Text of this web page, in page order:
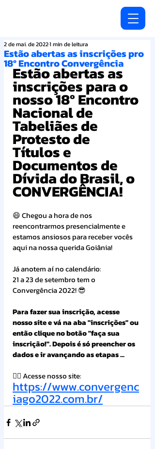
Estão abertas as inscrições pro
18º Encontro Convergência
2 de mai. de 20221 min de leitura
Estão abertas as
inscrições para o
nosso 18º Encontro
Nacional de
Tabeliães de
Protesto de
Títulos e
Documentos de
Dívida do Brasil, o
CONVERGÊNCIA!
😄 Chegou a hora de nos
reencontrarmos presencialmente e
estamos ansiosos para receber vocês
aqui na nossa querida Goiânia!
Já anotem aí no calendário:
21 a 23 de setembro tem o
Convergência 2022! 😎
Para fazer sua inscrição, acesse
nosso site e vá na aba "inscrições" ou
então clique no botão "faça sua
inscrição!". Depois é só preencher os
dados e ir avançando as etapas ...
👉🏻 Acesse nosso site:
https://www.convergenc
iago2022.com.br/